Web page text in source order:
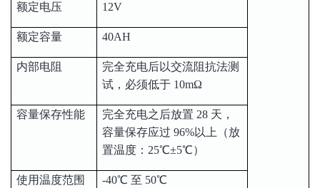
额定电压 12V
额定容量 40AH
内部电阻
完全充电后以交流阻抗法测
试，必须低于 10mΩ
容量保存性能
完全充电之后放置 28 天，
容量保存应过 96%以上（放
置温度：25℃±5℃）
使用温度范围 -40℃ 至 50℃